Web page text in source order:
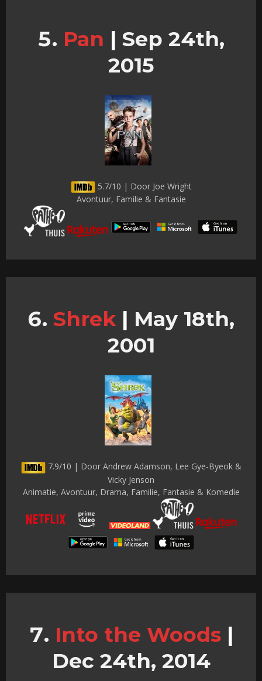
Pan | Sep 24th,
2015
5.7/10 | Door Joe Wright
Avontuur, Familie & Fantasie
Shrek | May 18th,
2001
7.9/10 | Door Andrew Adamson, Lee Gye-Byeok &
Vicky Jenson
Animatie, Avontuur, Drama, Familie, Fantasie & Komedie
Into the Woods |
Dec 24th, 2014